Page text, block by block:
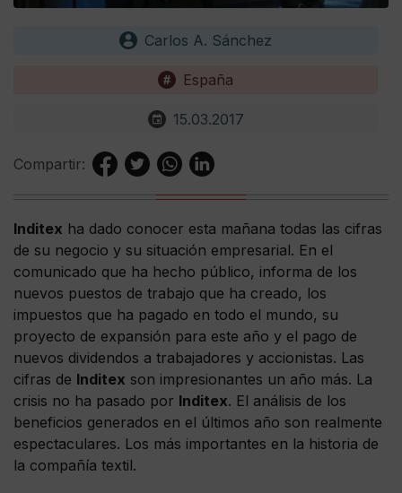
Carlos A. Sánchez
España
15.03.2017
Compartir:
Inditex ha dado conocer esta mañana todas las cifras
de su negocio y su situación empresarial. En el
comunicado que ha hecho público, informa de los
nuevos puestos de trabajo que ha creado, los
impuestos que ha pagado en todo el mundo, su
proyecto de expansión para este año y el pago de
nuevos dividendos a trabajadores y accionistas. Las
cifras de Inditex son impresionantes un año más. La
crisis no ha pasado por Inditex. El análisis de los
beneficios generados en el últimos año son realmente
espectaculares. Los más importantes en la historia de
la compañía textil.